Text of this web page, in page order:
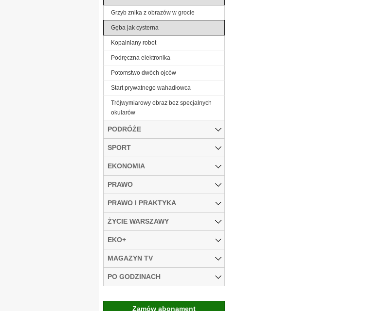
Grzyb znika z obrazów w grocie
Gęba jak cysterna
Kopalniany robot
Podręczna elektronika
Potomstwo dwóch ojców
Start prywatnego wahadłowca
Trójwymiarowy obraz bez specjalnych
okularów
PODRÓŻE
SPORT
EKONOMIA
PRAWO
PRAWO I PRAKTYKA
ŻYCIE WARSZAWY
EKO+
MAGAZYN TV
PO GODZINACH
Zamów abonament